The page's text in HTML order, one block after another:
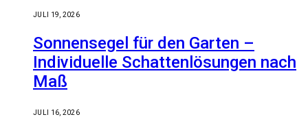
JULI 19, 2026
Sonnensegel für den Garten –
Individuelle Schattenlösungen nach
Maß
JULI 16, 2026